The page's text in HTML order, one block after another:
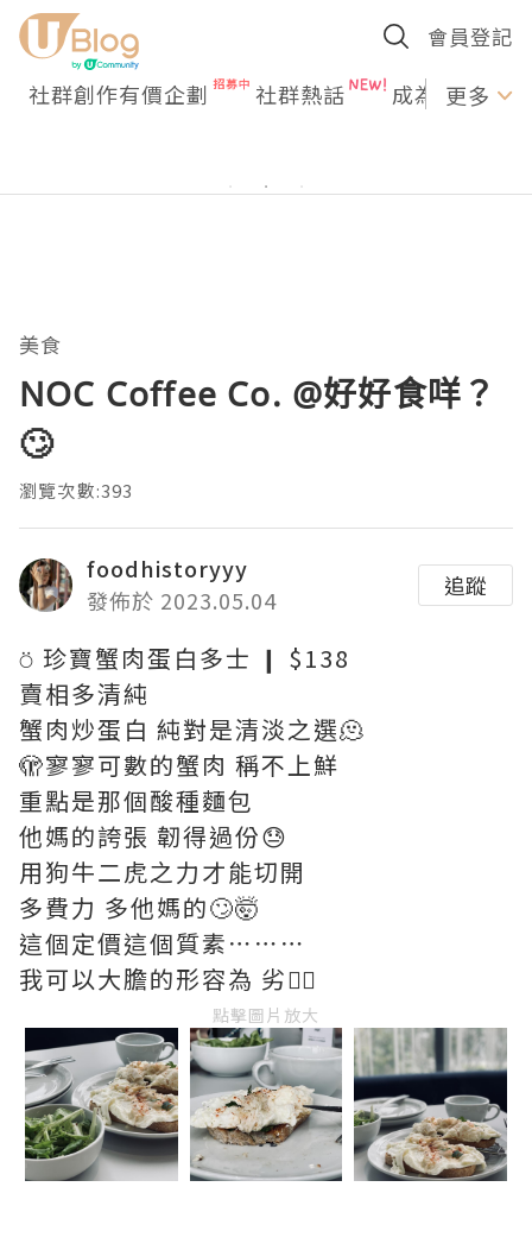
會員登記
社群創作有價企劃 社群熱話 成為U更多
美食
NOC Coffee Co. @好好食咩？
🙄
瀏覽次數:393
foodhistoryyy
發佈於 2023.05.04
追蹤
⍥ 珍寶蟹肉蛋白多士 ❙ $138
賣相多清純
蟹肉炒蛋白 純對是清淡之選🫠
🫣寥寥可數的蟹肉 稱不上鮮
重點是那個酸種麵包
他媽的誇張 韌得過份😓
用狗牛二虎之力才能切開
多費力 多他媽的🙄🤯
這個定價這個質素⋯⋯⋯
我可以大膽的形容為 劣👎🏻
點擊圖片放大